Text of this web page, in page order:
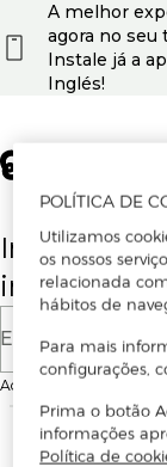
Insira o seu
iniciar
E-mail
Ao continuar, aceitas as
A melhor
agora no seu
Instale já a
Inglés!
POLÍTICA DE
Utilizamos
os nossos
relacionada
hábitos de
Para mais
configurações,
Prima o botão
informações
Política de